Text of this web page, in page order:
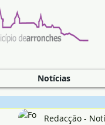
Notícias
Redacção -